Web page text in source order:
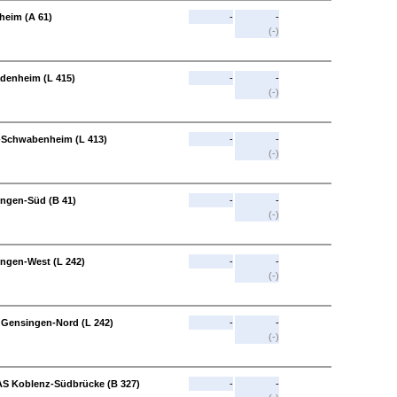
(A 61) -
-
(-)
(L 415) -
-
(-)
(L 413) -
-
(-)
Süd (B 41) -
-
(-)
West (L 242) -
-
(-)
Nord (L 242) -
-
(-)
Koblenz-Südbrücke (B 327) -
-